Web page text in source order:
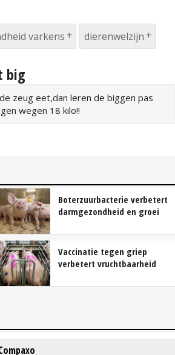
varkens dierenwelzijn
big
zeug eet,dan leren de biggen pas
wegen 18 kilo!!
Boterzuurbacterie verbetert
darmgezondheid en groei
Vaccinatie tegen griep
verbetert vruchtbaarheid